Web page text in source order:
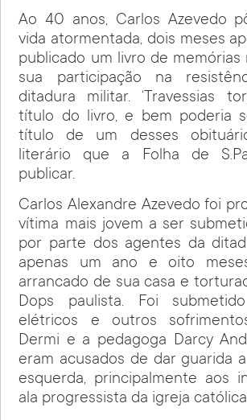
Ao 40 anos, Carlos Azevedo
vida atormentada, dois meses
publicado um livro de memórias
sua participação na
ditadura militar. ‘Travessias
título do livro, e bem poderia
título de um desses
literário que a Folha de
publicar.
Carlos Alexandre Azevedo foi
vítima mais jovem a ser
por parte dos agentes da
apenas um ano e oito
arrancado de sua casa e
Dops paulista. Foi
elétricos e outros
Dermi e a pedagoga Darcy
eram acusados de dar guarida
esquerda, principalmente aos
ala progressista da igreja